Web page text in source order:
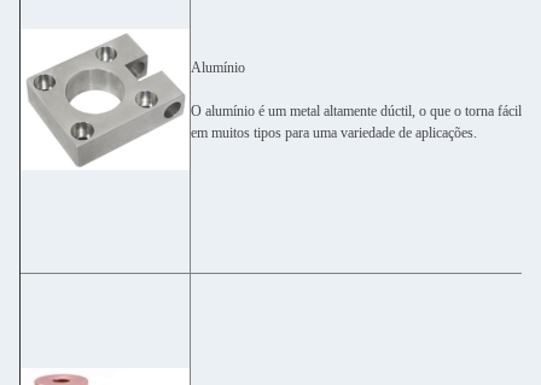
Alumínio
O alumínio é um metal altamente dúctil, o que o torna fácil
em muitos tipos para uma variedade de aplicações.